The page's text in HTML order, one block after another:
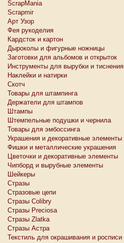
ScrapMania
Scrapmir
Арт Узор
Фея рукоделия
Кардсток и картон
Дыроколы и фигурные ножницы
Заготовки для альбомов и открыток
Инструменты для вырубки и тиснения
Наклейки и натирки
Скотч
Товары для штампинга
Держатели для штампов
Штампы
Штемпельные подушки и чернила
Товары для эмбоссинга
Украшения и декоративные элементы
Фишки и металлические украшения
Цветочки и декоративные элементы
Чипборд и вырубные элементы
Шейкеры
Стразы
Стразовые цепи
Стразы Colibry
Стразы Preciosa
Стразы Zlatka
Стразы Астра
Текстиль для окрашивания и росписи